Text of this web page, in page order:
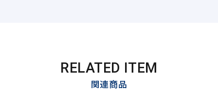
RELATED ITEM
関連商品